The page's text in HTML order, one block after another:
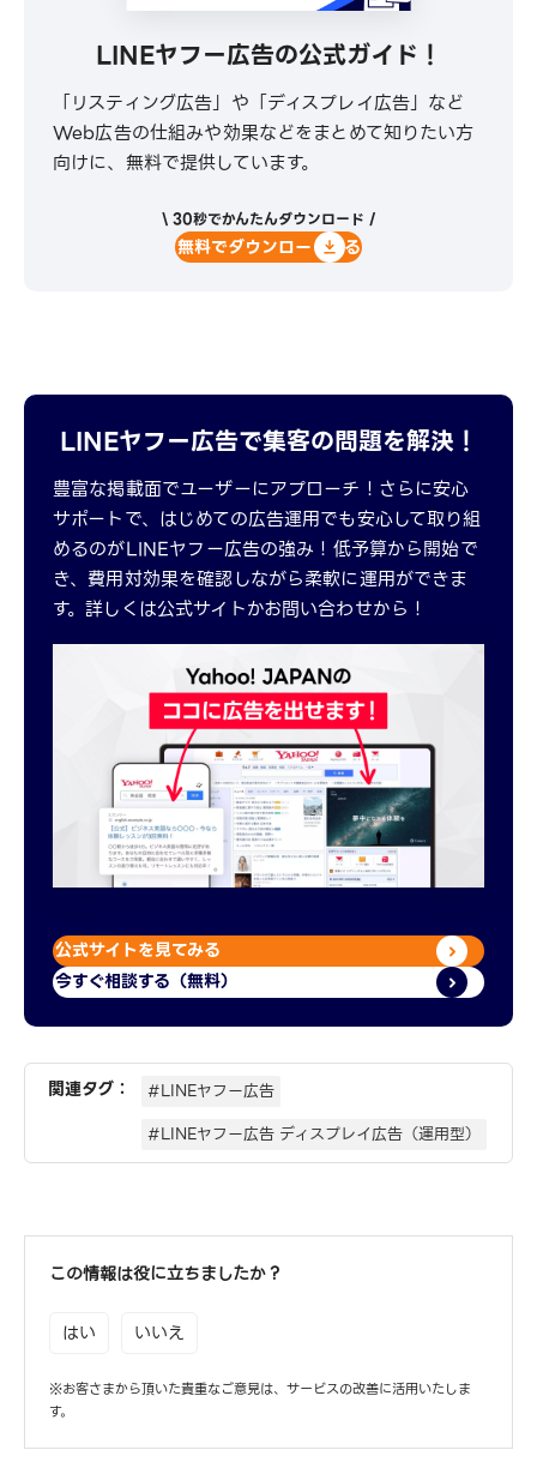
LINEヤフー広告の公式ガイド！
「リスティング広告」や「ディスプレイ広告」など
Web広告の仕組みや効果などをまとめて知りたい方
向けに、無料で提供しています。
\ 30秒でかんたんダウンロード /
無料でダウンロードする
LINEヤフー広告で集客の問題を解決！
豊富な掲載面でユーザーにアプローチ！さらに安心
サポートで、はじめての広告運用でも安心して取り組
めるのがLINEヤフー広告の強み！低予算から開始で
き、費用対効果を確認しながら柔軟に運用ができま
す。詳しくは公式サイトかお問い合わせから！
公式サイトを見てみる
今すぐ相談する（無料）
関連タグ：
#LINEヤフー広告
#LINEヤフー広告 ディスプレイ広告（運用型）
この情報は役に立ちましたか？
はい いいえ
※お客さまから頂いた貴重なご意見は、サービスの改善に活用いたしま
す。